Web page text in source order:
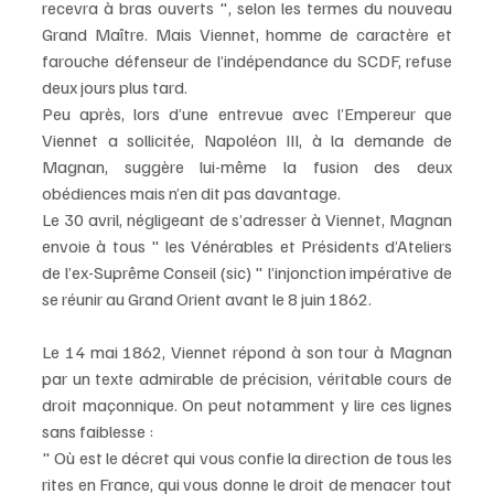
recevra à bras ouverts ", selon les termes du nouveau
Grand Maître. Mais Viennet, homme de caractère et
farouche défenseur de l’indépendance du SCDF, refuse
deux jours plus tard.
Peu après, lors d’une entrevue avec l’Empereur que
Viennet a sollicitée, Napoléon III, à la demande de
Magnan, suggère lui-même la fusion des deux
obédiences mais n’en dit pas davantage.
Le 30 avril, négligeant de s’adresser à Viennet, Magnan
envoie à tous " les Vénérables et Présidents d’Ateliers
de l’ex-Suprême Conseil (sic) " l’injonction impérative de
se réunir au Grand Orient avant le 8 juin 1862.
Le 14 mai 1862, Viennet répond à son tour à Magnan
par un texte admirable de précision, véritable cours de
droit maçonnique. On peut notamment y lire ces lignes
sans faiblesse :
" Où est le décret qui vous confie la direction de tous les
rites en France, qui vous donne le droit de menacer tout